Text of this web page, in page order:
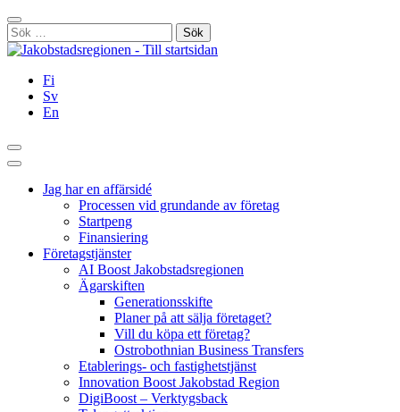
Hoppa
till
innehållet
Stäng
Sök
efter:
Fi
Sv
En
Sök
Huvudmeny
Jag har en affärsidé
Processen vid grundande av företag
Startpeng
Finansiering
Företagstjänster
AI Boost Jakobstadsregionen
Ägarskiften
Generationsskifte
Planer på att sälja företaget?
Vill du köpa ett företag?
Ostrobothnian Business Transfers
Etablerings- och fastighetstjänst
Innovation Boost Jakobstad Region
DigiBoost – Verktygsback